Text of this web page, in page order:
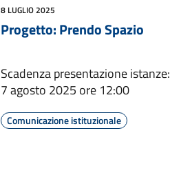
8 LUGLIO 2025
Progetto: Prendo Spazio
Scadenza presentazione istanze:
7 agosto 2025 ore 12:00
Comunicazione istituzionale